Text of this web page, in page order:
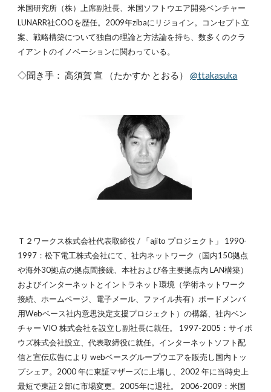
米国研究所（株）上席副社長、米国ソフトウエア開発ベンチャー
LUNARR社COOを歴任。2009年zibaにリジョイン。コンセプト立
案、戦略構築について独自の理論と方法論を持ち、数多くのクラ
イアントのイノベーションに関わっている。
◇聞き手： 高須賀 宣 （たかすか とおる） @ttakasuka
Ｔ２ワークス株式会社代表取締役 / 「ajito プロジェクト」 1990-
1997：松下電工株式会社にて、社内ネットワーク（国内150拠点
や海外30拠点の拠点間接続、本社および各主要拠点内 LAN構築）
およびインターネットとイントラネット環境（学術ネットワーク
接続、ホームページ、電子メール、ファイル共有）ボードメンバ
用Webベース社内意思決定支援プロジェクト）の構築、社内ベン
チャー VIO 株式会社を設立し副社長に就任。 1997-2005：サイボ
ウズ株式会社設立、代表取締役に就任。インターネットソフト配
信と宣伝広告により webベースグループウエアを販売し国内トッ
プシェア。2000 年に東証マザーズに上場し、2002 年に当時史上
最短で東証２部に市場変更。2005年に退社。 2006-2009：米国